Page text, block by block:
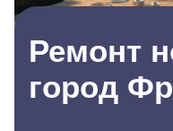
Ремонт
город